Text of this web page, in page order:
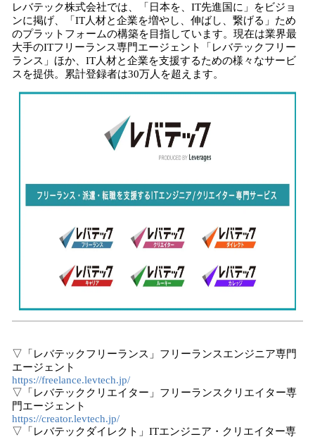
レバテック株式会社では、「日本を、IT先進国に」をビジョ
ンに掲げ、「IT人材と企業を増やし、伸ばし、繋げる」ため
のプラットフォームの構築を目指しています。現在は業界最
大手のITフリーランス専門エージェント「レバテックフリー
ランス」ほか、IT人材と企業を支援するための様々なサービ
スを提供。累計登録者は30万人を超えます。
▽「レバテックフリーランス」フリーランスエンジニア専門
エージェント
https://freelance.levtech.jp/
▽「レバテッククリエイター」フリーランスクリエイター専
門エージェント
https://creator.levtech.jp/
▽「レバテックダイレクト」ITエンジニア・クリエイター専